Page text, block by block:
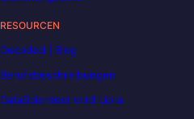
RESOURCEN
Decoded | Blog
Berufsbeschreibungen
DataScientest wird Liora